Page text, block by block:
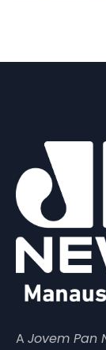
A Jovem Pan